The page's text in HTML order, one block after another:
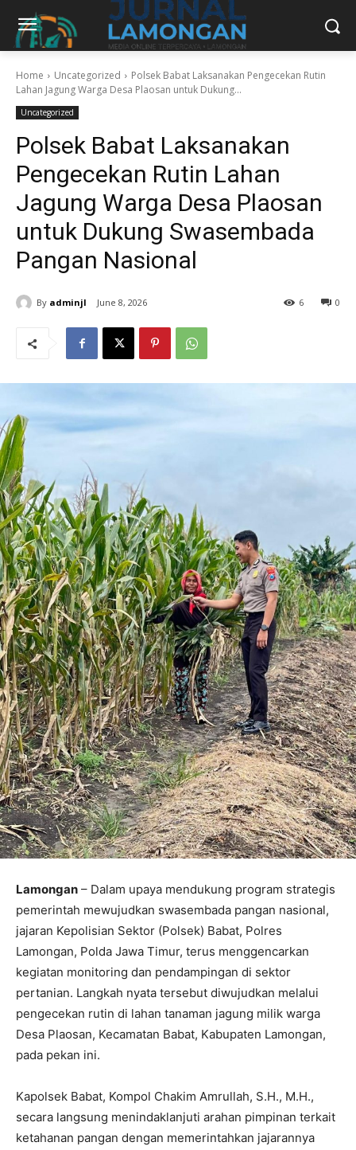
Home Uncategorized
Polsek Babat Laksanakan Pengecekan Rutin
Lahan Jagung Warga Desa Plaosan untuk Dukung...
Uncategorized
Polsek Babat Laksanakan
Pengecekan Rutin Lahan
Jagung Warga Desa Plaosan
untuk Dukung Swasembada
Pangan Nasional
By adminjl June 8, 2026 0
6
Lamongan – Dalam upaya mendukung program strategis
pemerintah mewujudkan swasembada pangan nasional,
jajaran Kepolisian Sektor (Polsek) Babat, Polres
Lamongan, Polda Jawa Timur, terus menggencarkan
kegiatan monitoring dan pendampingan di sektor
pertanian. Langkah nyata tersebut diwujudkan melalui
pengecekan rutin di lahan tanaman jagung milik warga
Desa Plaosan, Kecamatan Babat, Kabupaten Lamongan,
pada pekan ini.
Kapolsek Babat, Kompol Chakim Amrullah, S.H., M.H.,
secara langsung menindaklanjuti arahan pimpinan terkait
ketahanan pangan dengan memerintahkan jajarannya